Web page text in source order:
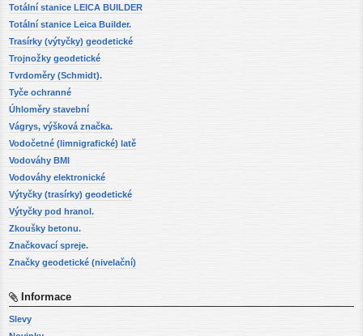
Totální stanice LEICA BUILDER
Totální stanice Leica Builder.
Trasírky (výtyčky) geodetické
Trojnožky geodetické
Tvrdoměry (Schmidt).
Tyče ochranné
Úhloměry stavební
Vágrys, výšková značka.
Vodočetné (limnigrafické) latě
Vodováhy BMI
Vodováhy elektronické
Výtyčky (trasírky) geodetické
Výtyčky pod hranol.
Zkoušky betonu.
Značkovací spreje.
Značky geodetické (nivelační)
Informace
Slevy